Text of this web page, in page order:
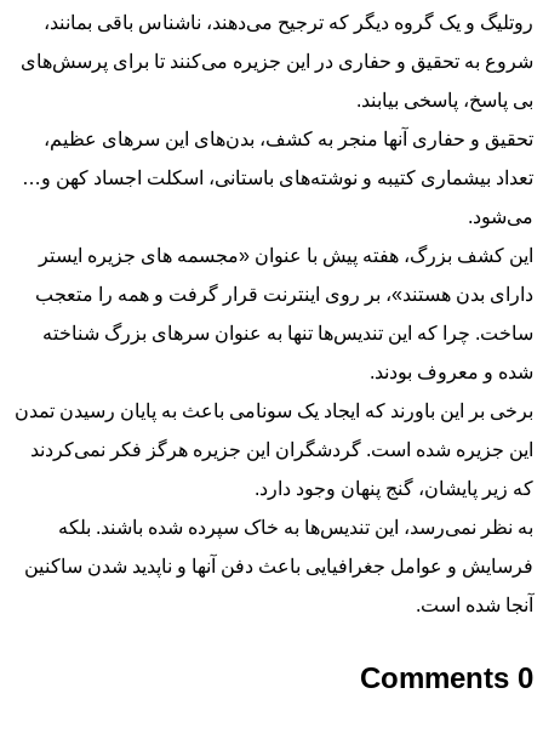
روتلیگ و یک گروه دیگر که ترجیح می‌دهند، ناشناس باقی بمانند،
شروع به تحقیق و حفاری در این جزیره می‌کنند تا برای پرسش‌های
بی پاسخ، پاسخی بیابند.
تحقیق و حفاری آنها منجر به کشف، بدن‌های این سرهای عظیم،
تعداد بیشماری کتیبه و نوشته‌های باستانی، اسکلت اجساد کهن و…
می‌شود.
این کشف بزرگ، هفته پیش با عنوان «مجسمه های جزیره ایستر
دارای بدن هستند»، بر روی اینترنت قرار گرفت و همه را متعجب
ساخت. چرا که این تندیس‌ها تنها به عنوان سر‌های بزرگ شناخته
شده و معروف بودند.
برخی بر این باورند که ایجاد یک سونامی باعث به پایان رسیدن تمدن
این جزیره شده است. گردشگران این جزیره هرگز فکر نمی‌کردند
که زیر پایشان، گنج پنهان وجود دارد.
به نظر نمی‌رسد، این تندیس‌ها به خاک سپرده شده باشند. بلکه
فرسایش و عوامل جغرافیایی باعث دفن آنها و ناپدید شدن ساکنین
آنجا شده است.
0 Comments